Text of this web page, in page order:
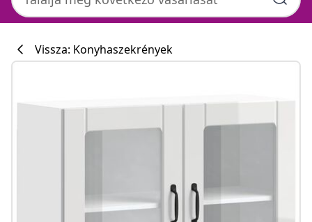
Vissza: Konyhaszekrények